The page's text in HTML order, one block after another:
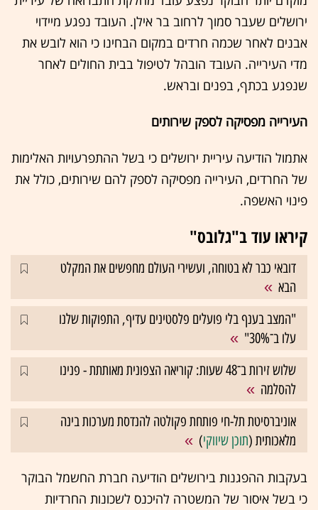
ירושלים שעבר סמוך לרחוב בר אילן. העובד נפגע מיידוי
אבנים לאחר שכמה חרדים במקום הבחינו כי הוא לובש את
מדי העירייה. העובד הובהל לטיפול בבית החולים לאחר
שנפגע בכתף, בפנים ובראש.
העירייה מפסיקה לספק שירותים
אתמול הודיעה עיריית ירושלים כי בשל ההתפרעויות האלימות
של החרדים, העירייה מפסיקה לספק להם שירותים, כולל את
פינוי האשפה.
קיראו עוד ב"גלובס"
דובאי כבר לא בטוחה, ועשירי העולם מחפשים את המקלט
הבא
"המצב בענף בלי פועלים פלסטינים עדיף, התפוקות שלנו
עלו ב־30%"
שלוש זירות ב־48 שעות: קוריאה הצפונית מאותתת - פנינו
להסלמה
אוניברסיטת תל-חי פותחת פקולטה להנדסת מערכות בינה
מלאכותית (תוכן שיווקי)
בעקבות ההפגנות בירושלים הודיעה חברת החשמל הבוקר
כי בשל איסור של המשטרה להיכנס לשכונות החרדיות